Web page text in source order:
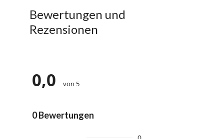
Bewertungen und
Rezensionen
0,0 von 5
0 Bewertungen